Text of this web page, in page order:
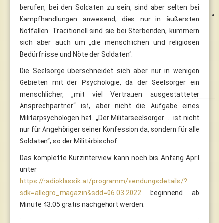
berufen, bei den Soldaten zu sein, sind aber selten bei
Kampfhandlungen anwesend, dies nur in äußersten
Notfällen. Traditionell sind sie bei Sterbenden, kümmern
sich aber auch um „die menschlichen und religiösen
Bedürfnisse und Nöte der Soldaten“.
Die Seelsorge überschneidet sich aber nur in wenigen
Gebieten mit der Psychologie, da der Seelsorger ein
menschlicher, „mit viel Vertrauen ausgestatteter
Ansprechpartner“ ist, aber nicht die Aufgabe eines
Militärpsychologen hat. „Der Militärseelsorger … ist nicht
nur für Angehöriger seiner Konfession da, sondern für alle
Soldaten“, so der Militärbischof.
Das komplette Kurzinterview kann noch bis Anfang April
unter
https://radioklassik.at/programm/sendungsdetails/?
sdk=allegro_magazin&sdd=06.03.2022 beginnend ab
Minute 43:05 gratis nachgehört werden.